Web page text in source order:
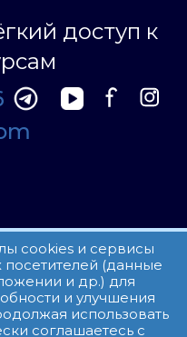
доступ к
cookies и сервисы
посетителей (данные
и др.) для
и улучшения
использовать
соглашаетесь с